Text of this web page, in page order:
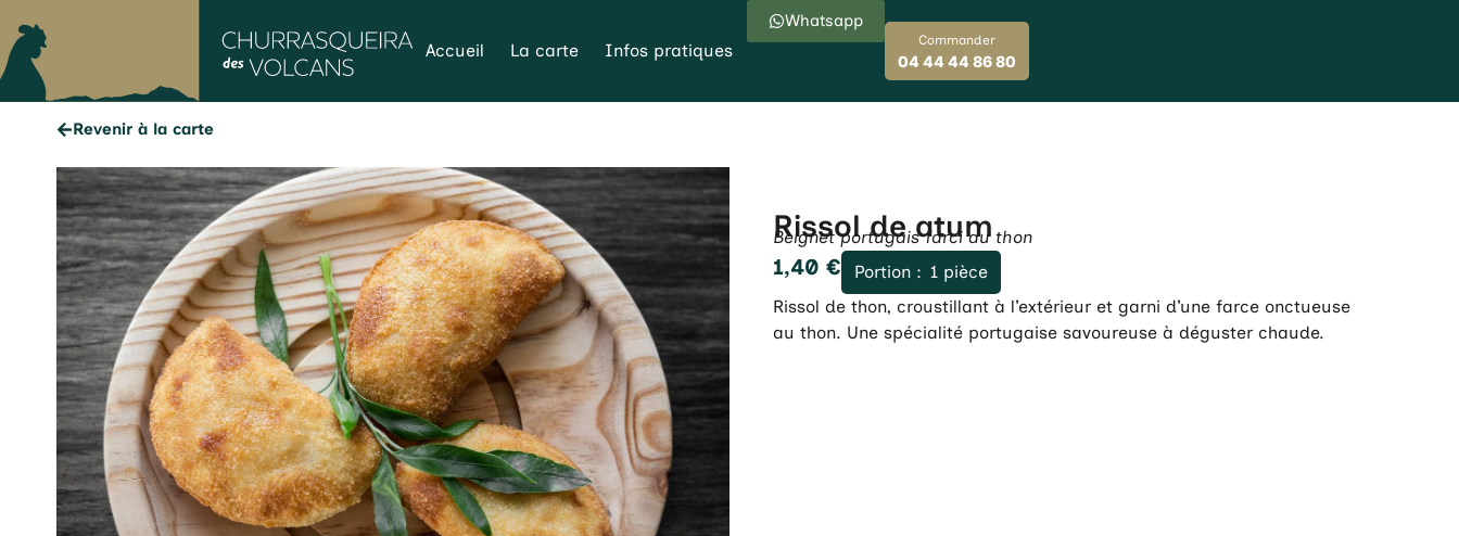
Accueil La carte Infos pratiques
Whatsapp
Commander
04 44 44 86 80
Revenir à la carte
Rissol de atum
Beignet portugais farci au thon
1,40 € Portion : 1 pièce
Rissol de thon, croustillant à l’extérieur et garni d’une farce onctueuse
au thon. Une spécialité portugaise savoureuse à déguster chaude.